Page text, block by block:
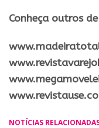
Conheça outros
NOTÍCIAS